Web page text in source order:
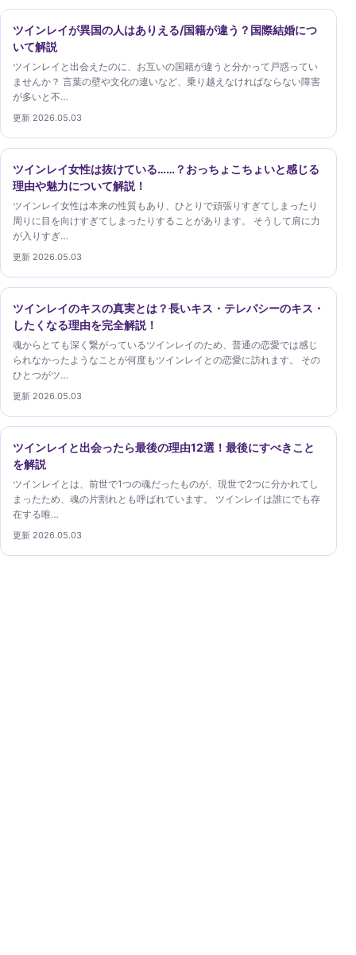
ツインレイが異国の人はありえる/国籍が違う？国際結婚につ
いて解説
ツインレイと出会えたのに、お互いの国籍が違うと分かって戸惑ってい
ませんか？ 言葉の壁や文化の違いなど、乗り越えなければならない障害
が多いと不…
更新 2026.05.03
ツインレイ女性は抜けている……？おっちょこちょいと感じる
理由や魅力について解説！
ツインレイ女性は本来の性質もあり、ひとりで頑張りすぎてしまったり
周りに目を向けすぎてしまったりすることがあります。 そうして肩に力
が入りすぎ…
更新 2026.05.03
ツインレイのキスの真実とは？長いキス・テレパシーのキス・
したくなる理由を完全解説！
魂からとても深く繋がっているツインレイのため、普通の恋愛では感じ
られなかったようなことが何度もツインレイとの恋愛に訪れます。 その
ひとつがツ…
更新 2026.05.03
ツインレイと出会ったら最後の理由12選！最後にすべきこと
を解説
ツインレイとは、前世で1つの魂だったものが、現世で2つに分かれてし
まったため、魂の片割れとも呼ばれています。 ツインレイは誰にでも存
在する唯…
更新 2026.05.03